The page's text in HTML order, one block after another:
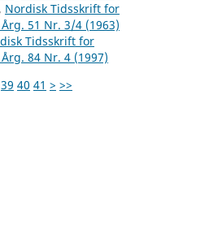
, Nordisk Tidsskrift for
51 Nr. 3/4 (1963)
Tidsskrift for
84 Nr. 4 (1997)
39 40 41 > >>